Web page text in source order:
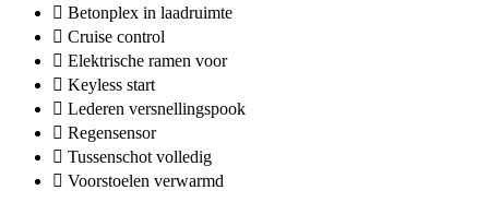
Betonplex in laadruimte
Cruise control
Elektrische ramen voor
Keyless start
Lederen versnellingspook
Regensensor
Tussenschot volledig
Voorstoelen verwarmd